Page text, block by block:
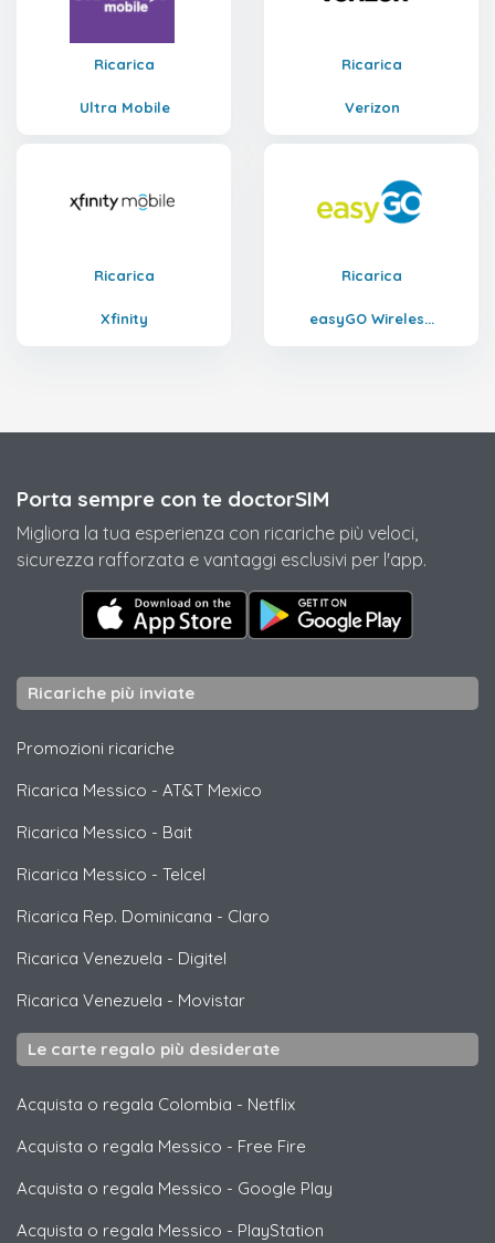
Ricarica
Ultra Mobile
Ricarica
Verizon
Ricarica
Xfinity
Ricarica
easyGO Wireles...
Porta sempre con te doctorSIM
Migliora la tua esperienza con ricariche più veloci,
sicurezza rafforzata e vantaggi esclusivi per l'app.
Ricariche più inviate
Promozioni ricariche
Ricarica Messico - AT&T Mexico
Ricarica Messico - Bait
Ricarica Messico - Telcel
Ricarica Rep. Dominicana - Claro
Ricarica Venezuela - Digitel
Ricarica Venezuela - Movistar
Le carte regalo più desiderate
Acquista o regala Colombia - Netflix
Acquista o regala Messico - Free Fire
Acquista o regala Messico - Google Play
Acquista o regala Messico - PlayStation